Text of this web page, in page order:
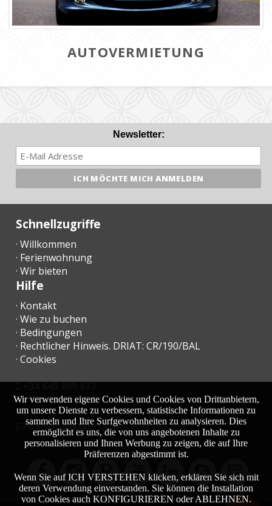
0
AUTOVERMIETUNG
Newsletter:
Schnellzugriffe
· Willkommen
· Ferienwohnung
· Wir bieten
Hilfe
· Kontakt
· Wie zu buchen
· Bedingungen
· Rechtlicher Hinweis. DRIAT: CR/190/BAL
· Cookies
+34 645 899 673
+34 638 455 158
moc.acrollamanaltevs@gnikoob
Wir verwenden eigene Cookies und Cookies von Drittanbietern,
um unsere Dienste zu verbessern, statistische Informationen zu
sammeln und Ihre Surfgewohnheiten zu analysieren. Dies
ermöglicht es uns, die von uns angebotenen Inhalte zu
personalisieren und Ihnen Werbung zu zeigen, die auf Ihre
Präferenzen abgestimmt ist.
Wenn Sie auf ICH VERSTEHEN klicken, erklären Sie sich mit
deren Verwendung einverstanden. Sie können die Installation
von Cookies auch KONFIGURIEREN oder ABLEHNEN.